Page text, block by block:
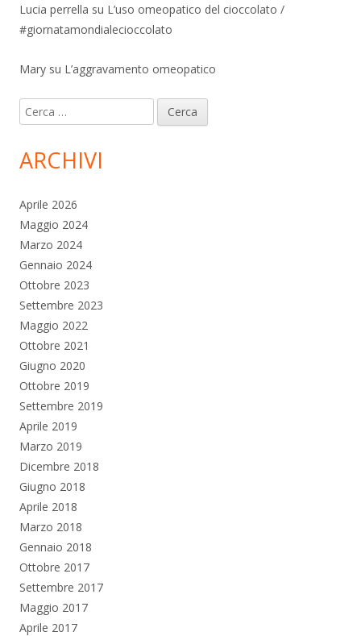
Lucia perrella su L’uso omeopatico del cioccolato /
#giornatamondialecioccolato
Mary su L’aggravamento omeopatico
Ricerca
per:
ARCHIVI
Aprile 2026
Maggio 2024
Marzo 2024
Gennaio 2024
Ottobre 2023
Settembre 2023
Maggio 2022
Ottobre 2021
Giugno 2020
Ottobre 2019
Settembre 2019
Aprile 2019
Marzo 2019
Dicembre 2018
Giugno 2018
Aprile 2018
Marzo 2018
Gennaio 2018
Ottobre 2017
Settembre 2017
Maggio 2017
Aprile 2017